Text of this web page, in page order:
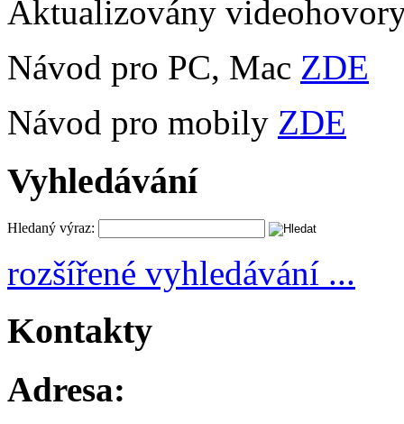
Aktualizovány
Návod pro PC, Mac ZDE
Návod pro mobily ZDE
Vyhledávání
Hledaný výraz:
rozšířené vyhledávání ...
Kontakty
Adresa: